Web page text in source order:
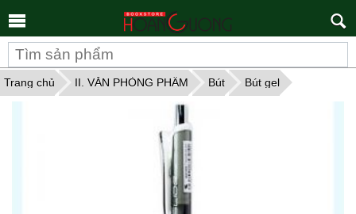
Trang chủ II. VĂN PHÒNG PHẨM Bút Bút gel